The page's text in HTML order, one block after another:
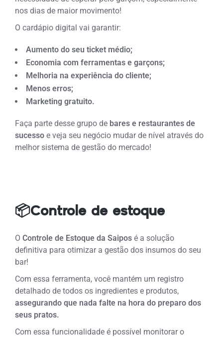
nos dias de maior movimento!
O cardápio digital vai garantir:
Aumento do seu ticket médio;
Economia com ferramentas e garçons;
Melhoria na experiência do cliente;
Menos erros;
Marketing gratuito.
Faça parte desse grupo de bares e restaurantes de
sucesso e veja seu negócio mudar de nível através do
melhor sistema de gestão do mercado!
📦Controle de estoque
OControle de Estoque da Saipos é a solução
definitiva para otimizar a gestão dos insumos do seu
bar!
Com essa ferramenta, você mantém um registro
detalhado de todos os ingredientes e produtos,
assegurando que nada falte na hora do preparo dos
seus pratos.
Com essa funcionalidade é possível monitorar o